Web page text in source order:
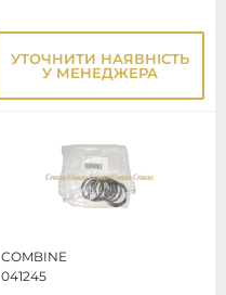
УТОЧНИТИ НАЯВНІСТЬ
У МЕНЕДЖЕРА
COMBINE
041245